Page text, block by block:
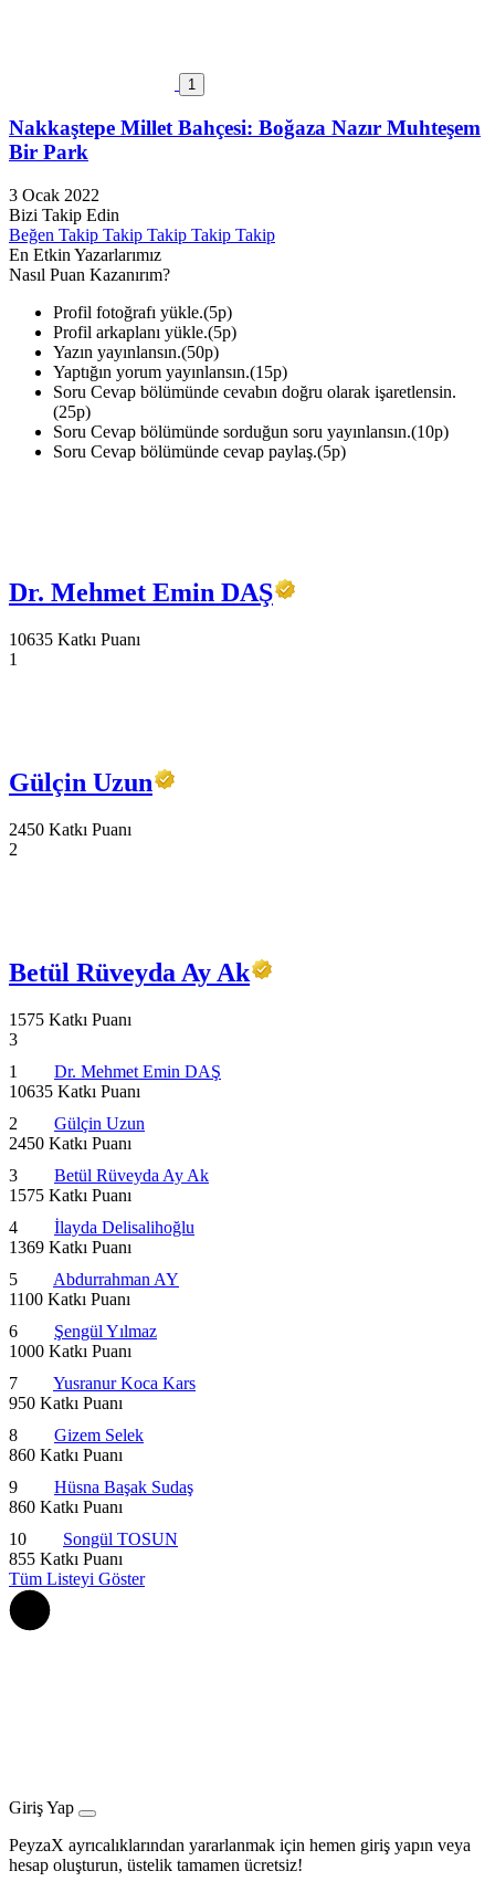
1
Nakkaştepe Millet Bahçesi: Boğaza Nazır Muhteşem
Bir Park
3 Ocak 2022
Bizi Takip Edin
Beğen Takip Takip Takip Takip Takip
En Etkin Yazarlarımız
Nasıl Puan Kazanırım?
Profil fotoğrafı yükle.(5p)
Profil arkaplanı yükle.(5p)
Yazın yayınlansın.(50p)
Yaptığın yorum yayınlansın.(15p)
Soru Cevap bölümünde cevabın doğru olarak işaretlensin.
(25p)
Soru Cevap bölümünde sorduğun soru yayınlansın.(10p)
Soru Cevap bölümünde cevap paylaş.(5p)
Dr. Mehmet Emin DAŞ
10635 Katkı Puanı
1
Gülçin Uzun
2450 Katkı Puanı
2
Betül Rüveyda Ay Ak
1575 Katkı Puanı
3
1
Dr. Mehmet Emin DAŞ
10635 Katkı Puanı
2
Gülçin Uzun
2450 Katkı Puanı
3
Betül Rüveyda Ay Ak
1575 Katkı Puanı
4
İlayda Delisalihoğlu
1369 Katkı Puanı
5
Abdurrahman AY
1100 Katkı Puanı
6
Şengül Yılmaz
1000 Katkı Puanı
7
Yusranur Koca Kars
950 Katkı Puanı
8
Gizem Selek
860 Katkı Puanı
9
Hüsna Başak Sudaş
860 Katkı Puanı
10
Songül TOSUN
855 Katkı Puanı
Tüm Listeyi Göster
Giriş Yap
PeyzaX ayrıcalıklarından yararlanmak için hemen giriş yapın veya
hesap oluşturun, üstelik tamamen ücretsiz!